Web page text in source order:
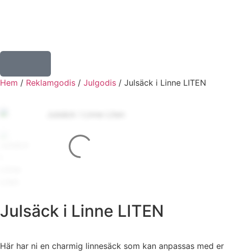
Hem / Reklamgodis / Julgodis / Julsäck i Linne LITEN
Julsäck i Linne LITEN
Här har ni en charmig linnesäck som kan anpassas med er